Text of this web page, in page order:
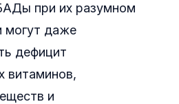
при их разумном
могут даже
дефицит
витаминов,
и